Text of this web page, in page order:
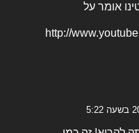
אומר על
http://